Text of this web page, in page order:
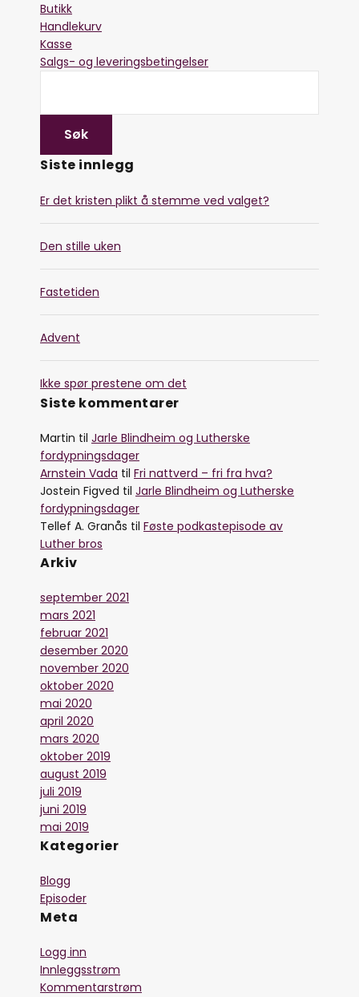
Butikk
Handlekurv
Kasse
Salgs- og leveringsbetingelser
Siste innlegg
Er det kristen plikt å stemme ved valget?
Den stille uken
Fastetiden
Advent
Ikke spør prestene om det
Siste kommentarer
Martin til Jarle Blindheim og Lutherske
fordypningsdager
Arnstein Vada til Fri nattverd – fri fra hva?
Jostein Figved til Jarle Blindheim og Lutherske
fordypningsdager
Tellef A. Granås til Føste podkastepisode av
Luther bros
Arkiv
september 2021
mars 2021
februar 2021
desember 2020
november 2020
oktober 2020
mai 2020
april 2020
mars 2020
oktober 2019
august 2019
juli 2019
juni 2019
mai 2019
Kategorier
Blogg
Episoder
Meta
Logg inn
Innleggsstrøm
Kommentarstrøm